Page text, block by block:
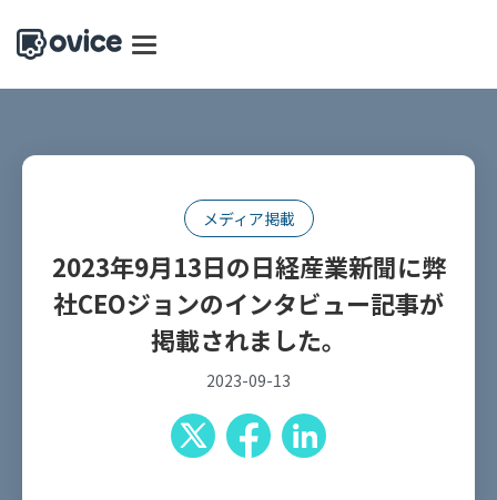
メディア掲載
2023年9月13日の日経産業新聞に弊
社CEOジョンのインタビュー記事が
掲載されました。
2023-09-13